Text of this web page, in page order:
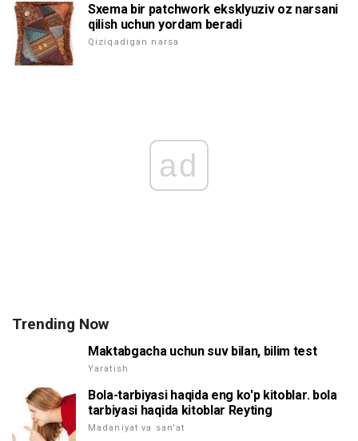
Sxema bir patchwork eksklyuziv oz narsani
qilish uchun yordam beradi
Qiziqadigan narsa
ad
Trending Now
Maktabgacha uchun suv bilan, bilim test
Yaratish
Bola-tarbiyasi haqida eng ko'p kitoblar. bola
tarbiyasi haqida kitoblar Reyting
Madaniyat va san'at